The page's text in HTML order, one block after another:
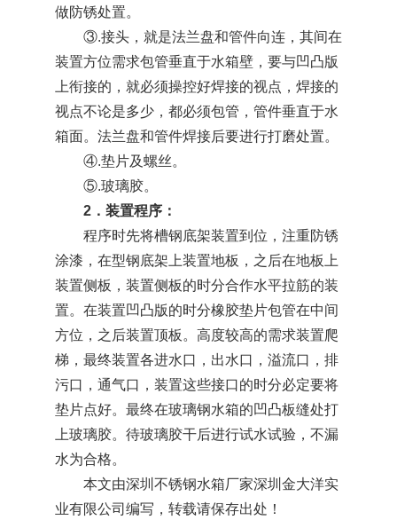
做防锈处置。
③.接头，就是法兰盘和管件向连，其间在
装置方位需求包管垂直于水箱壁，要与凹凸版
上衔接的，就必须操控好焊接的视点，焊接的
视点不论是多少，都必须包管，管件垂直于水
箱面。法兰盘和管件焊接后要进行打磨处置。
④.垫片及螺丝。
⑤.玻璃胶。
2．装置程序：
程序时先将槽钢底架装置到位，注重防锈
涂漆，在型钢底架上装置地板，之后在地板上
装置侧板，装置侧板的时分合作水平拉筋的装
置。在装置凹凸版的时分橡胶垫片包管在中间
方位，之后装置顶板。高度较高的需求装置爬
梯，最终装置各进水口，出水口，溢流口，排
污口，通气口，装置这些接口的时分必定要将
垫片点好。最终在玻璃钢水箱的凹凸板缝处打
上玻璃胶。待玻璃胶干后进行试水试验，不漏
水为合格。
本文由深圳不锈钢水箱厂家深圳金大洋实
业有限公司编写，转载请保存出处！